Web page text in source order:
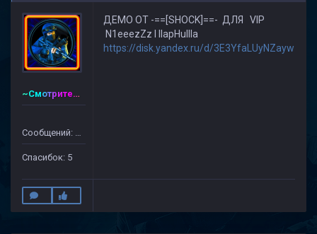
~Смотритель~CSDM ©
Сообщений: 39
Спасибок: 5
ДЕМО ОТ -==[SHOCK]==- ДЛЯ VIP
N1eeezZz l IIapHuIIIa
https://disk.yandex.ru/d/3E3YfaLUyNZayw